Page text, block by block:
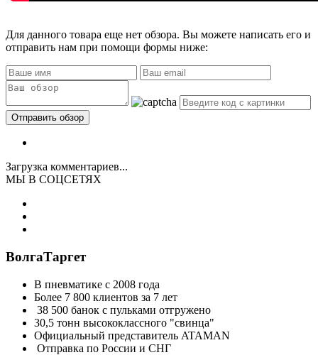
Для данного товара еще нет обзора. Вы можете написать его и
отправить нам при помощи формы ниже:
Загрузка комментариев...
МЫ В СОЦСЕТЯХ
ВолгаТаргет
В пневматике с 2008 года
Более 7 800 клиентов за 7 лет
38 500 банок с пульками отгружено
30,5 тонн высококлассного "свинца"
Официальный представитель ATAMAN
Отправка по России и СНГ